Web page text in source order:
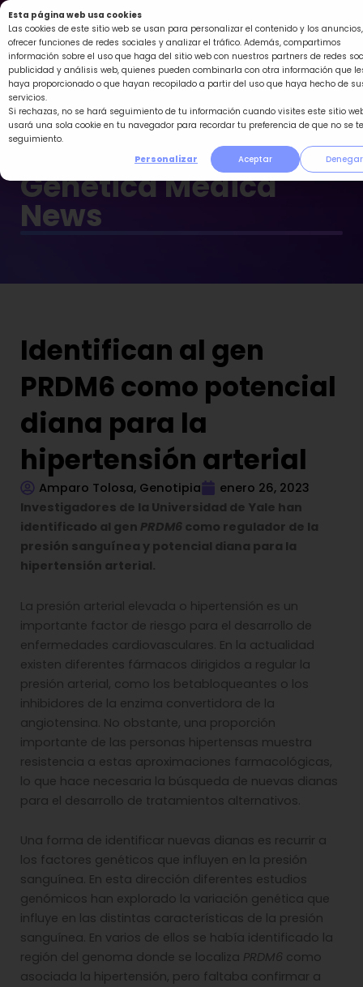
Esta página web usa cookies
Las cookies de este sitio web se usan para personalizar el contenido y los anuncios,
ofrecer funciones de redes sociales y analizar el tráfico. Además, compartimos
información sobre el uso que haga del sitio web con nuestros partners de redes
publicidad y análisis web, quienes pueden combinarla con otra información que
haya proporcionado o que hayan recopilado a partir del uso que haya hecho de
servicios.
Si rechazas, no se hará seguimiento de tu información cuando visites este sitio
usará una sola cookie en tu navegador para recordar tu preferencia de que no se
seguimiento.
Personalizar
Aceptar Denegar
Ir
al
contenido
Genética Médica
News
Identifican al gen
PRDM6 como potencial
diana para la
hipertensión arterial
Amparo Tolosa, Genotipia
enero 26, 2023
Investigadores de la Universidad de Yale han
identificado al gen PRDM6 como regulador de la
presión sanguínea y potencial diana para la
hipertensión arterial.
La presión arterial elevada o hipertensión es un
importante factor de riesgo para el desarrollo de
enfermedades cardiovasculares. En la actualidad
existen diferentes fármacos dirigidos a regular la
presión arterial, como los betabloqueantes o los
inhibidores de la enzima convertidora de la
angiotensina. No obstante, una proporción
importante de las personas hipertensas muestra
resistencia a estas aproximaciones farmacológicas,
lo que hace necesaria la búsqueda de nuevas dianas
para el desarrollo de tratamientos alternativos.
Una forma de identificar nuevas dianas es recurrir a
los factores genéticos que influyen en la presión
sanguínea. En esta dirección diferentes estudios
genómicos han explorado la variación genética que
influye en las distintas características de la presión
sanguínea. En varios de ellos se había identificado la
región del genoma donde se localiza PRDM6 como
asociada la hipertensión, pero faltaba confirmar a